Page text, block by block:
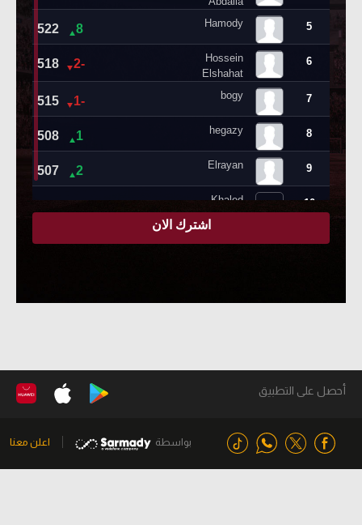
أحصل على التطبيق
بواسطة اعلن معنا